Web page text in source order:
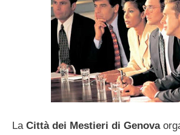
La Città dei Mestieri di Genova